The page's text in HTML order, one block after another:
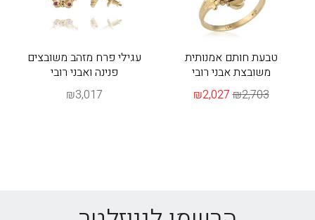
טבעת חותם אמנותית
משובצת אבני רובי
₪2,027₪2,703
עגילי פרח מזהב משובצים
פנינה ואבני רובי
₪3,017